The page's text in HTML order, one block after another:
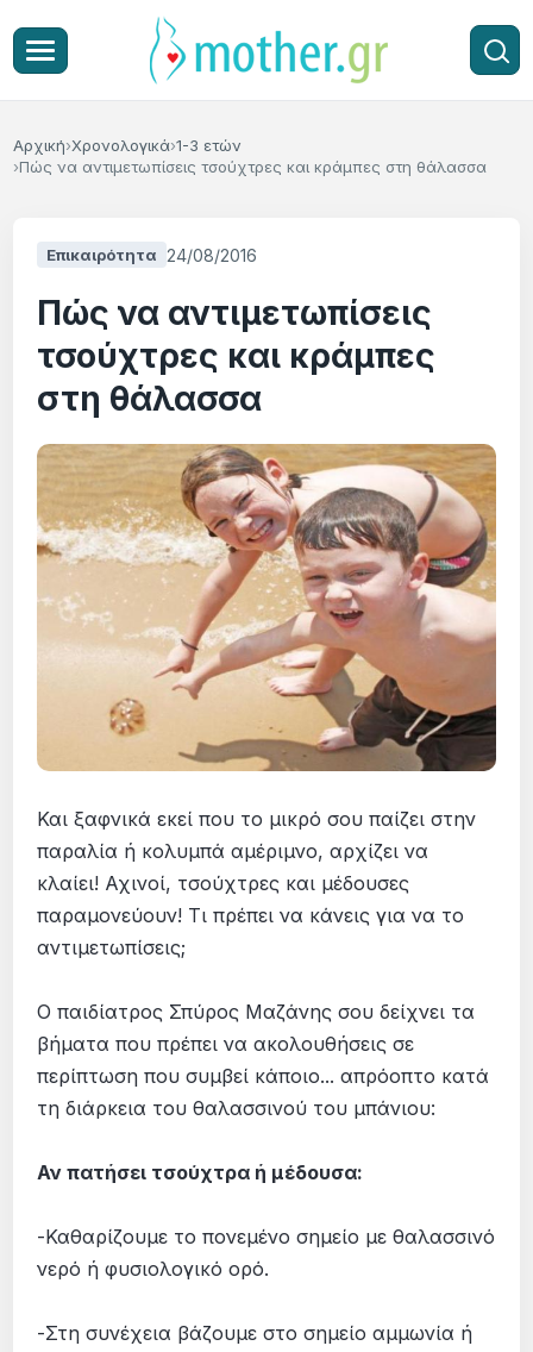
Αρχική Χρονολογικά 1-3 ετών
Πώς να αντιμετωπίσεις τσούχτρες και κράμπες στη θάλασσα
Επικαιρότητα 24/08/2016
Πώς να αντιμετωπίσεις
τσούχτρες και κράμπες
στη θάλασσα
Και ξαφνικά εκεί που το μικρό σου παίζει στην
παραλία ή κολυμπά αμέριμνο, αρχίζει να
κλαίει! Αχινοί, τσούχτρες και μέδουσες
παραμονεύουν! Τι πρέπει να κάνεις για να το
αντιμετωπίσεις;
Ο παιδίατρος Σπύρος Μαζάνης σου δείχνει τα
βήματα που πρέπει να ακολουθήσεις σε
περίπτωση που συμβεί κάποιο... απρόοπτο κατά
τη διάρκεια του θαλασσινού του μπάνιου:
Αν πατήσει τσούχτρα ή μέδουσα:
-Καθαρίζουμε το πονεμένο σημείο με θαλασσινό
νερό ή φυσιολογικό ορό.
-Στη συνέχεια βάζουμε στο σημείο αμμωνία ή